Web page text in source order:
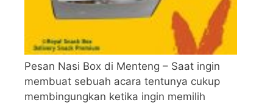
Pesan Nasi Box di Menteng – Saat ingin
membuat sebuah acara tentunya cukup
membingungkan ketika ingin memilih